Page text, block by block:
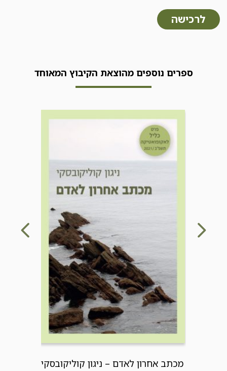
לרכישה
ספרים נוספים מהוצאת הקיבוץ המאוחד
מכתב אחרון לאדם – ניגון קוליקובסקי